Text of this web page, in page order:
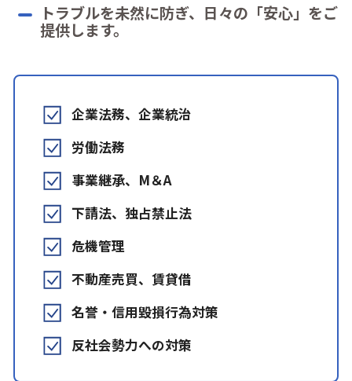
トラブルを未然に防ぎ、日々の「安心」をご
提供します。
企業法務、企業統治
労働法務
事業継承、M＆A
下請法、独占禁止法
危機管理
不動産売買、賃貸借
名誉・信用毀損行為対策
反社会勢力への対策